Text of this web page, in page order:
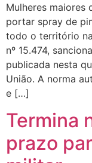
Mulheres maiores
portar spray de
todo o território
nº 15.474,
publicada nesta
União. A norma
e […]
Termina
prazo